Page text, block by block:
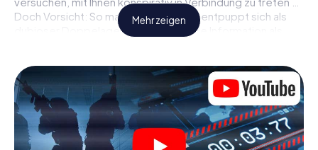
Doch Vorsicht: So mancher Informant entpuppt sich als
dubioser Doppelagent und so manche Information als
Sie niemandem!
Anders als in einem klassischen Escape Room in Olbia sind
Sie also nicht in ein Zimmer eingesperrt, aus dem Sie sich
in einem vorgegebenen Zeitfenster befreien müssen.
Diese Smartphone Schnitzeljagd erklärt ganz Olbia zu
Mehr zeigen